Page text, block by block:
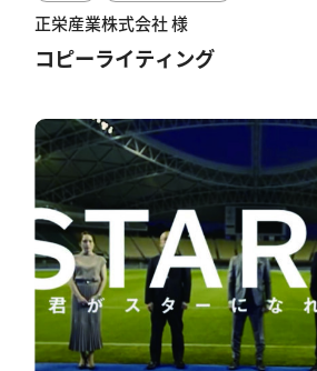
正栄産業株式会社 様
コピーライティング